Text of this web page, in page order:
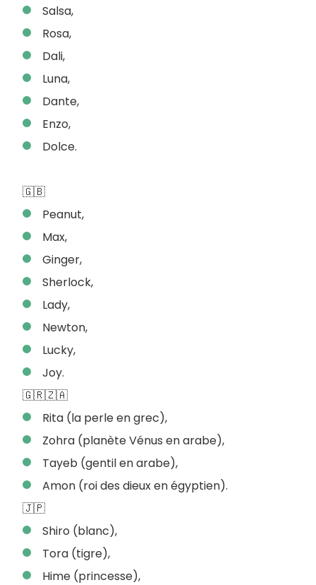
Salsa,
Rosa,
Dali,
Luna,
Dante,
Enzo,
Dolce.
🇬🇧
Peanut,
Max,
Ginger,
Sherlock,
Lady,
Newton,
Lucky,
Joy.
🇬🇷🇿🇦
Rita (la perle en grec),
Zohra (planète Vénus en arabe),
Tayeb (gentil en arabe),
Amon (roi des dieux en égyptien).
🇯🇵
Shiro (blanc),
Tora (tigre),
Hime (princesse),